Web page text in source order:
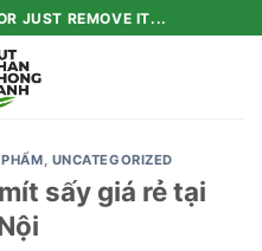
JUST REMOVE IT...
, UNCATEGORIZED
sấy giá rẻ tại